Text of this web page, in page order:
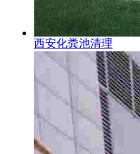
西安化粪池清理